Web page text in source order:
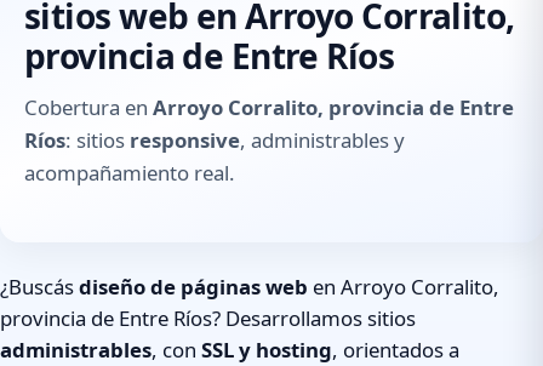
sitios web en Arroyo Corralito,
provincia de Entre Ríos
Cobertura en Arroyo Corralito, provincia de Entre
Ríos: sitios responsive, administrables y
acompañamiento real.
¿Buscásdiseño de páginas web en Arroyo Corralito,
provincia de Entre Ríos? Desarrollamos sitios
administrables, con SSL y hosting, orientados a